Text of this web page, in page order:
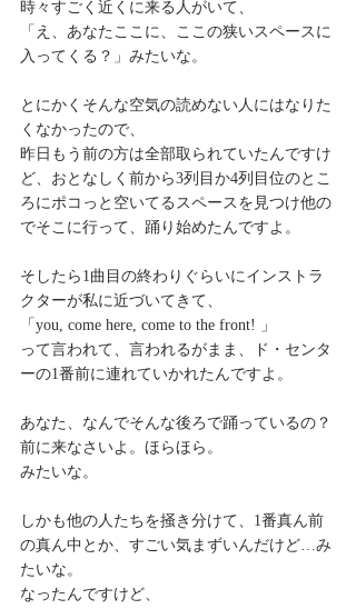
時々すごく近くに来る人がいて、
「え、あなたここに、ここの狭いスペースに
入ってくる？」みたいな。
とにかくそんな空気の読めない人にはなりた
くなかったので、
昨日もう前の方は全部取られていたんですけ
ど、おとなしく前から3列目か4列目位のとこ
ろにポコっと空いてるスペースを見つけ他の
でそこに行って、踊り始めたんですよ。
そしたら1曲目の終わりぐらいにインストラ
クターが私に近づいてきて、
「you, come here, come to the front! 」
って言われて、言われるがまま、ド・センタ
ーの1番前に連れていかれたんですよ。
あなた、なんでそんな後ろで踊っているの？
前に来なさいよ。ほらほら。
みたいな。
しかも他の人たちを掻き分けて、1番真ん前
の真ん中とか、すごい気まずいんだけど…み
たいな。
なったんですけど、